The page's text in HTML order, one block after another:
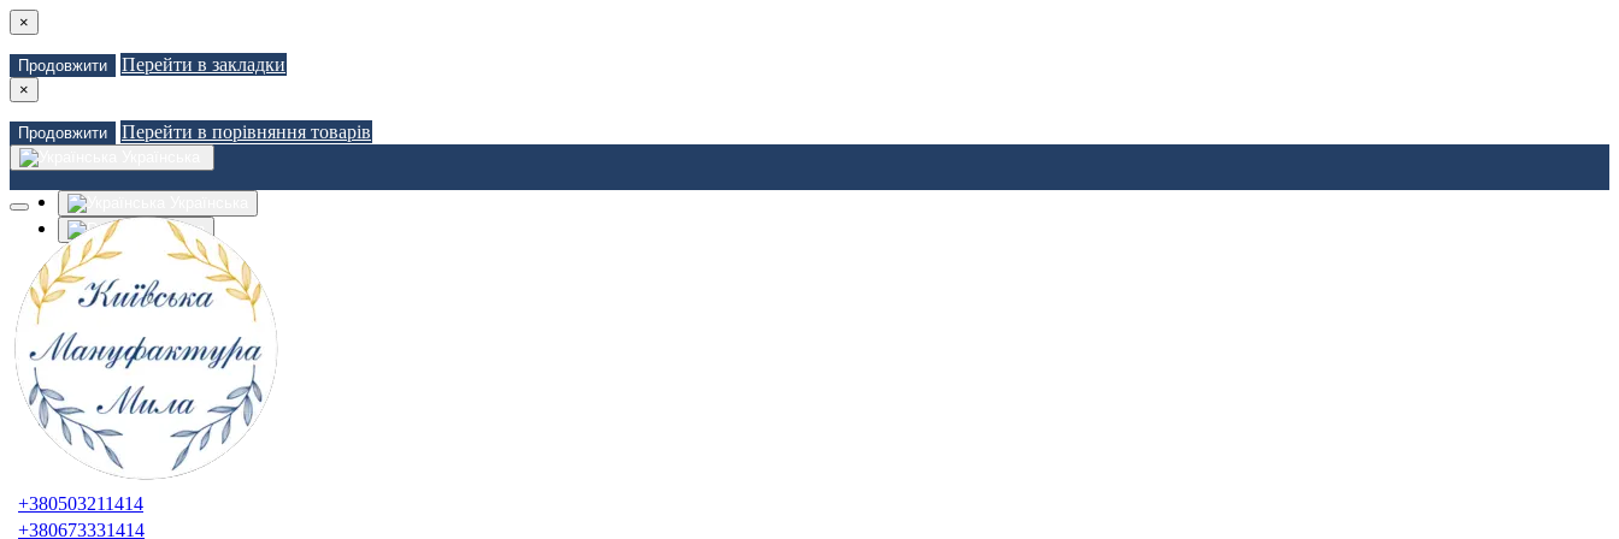
×
Продовжити Перейти в закладки
×
Продовжити Перейти в порівняння товарів
Russian
Закладки (0)
Порівняння товарів (0)
Зв'язатися з нами
Авторизація
Реєстрація
+380503211414
+380673331414